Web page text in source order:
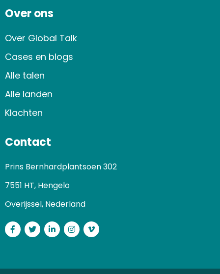
Over ons
Over Global Talk
Cases en blogs
Alle talen
Alle landen
Klachten
Contact
Prins Bernhardplantsoen 302
7551 HT, Hengelo
Overijssel, Nederland
Facebook
TwitterLinkedInInstagram
Vimeo